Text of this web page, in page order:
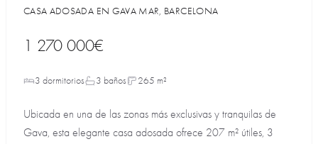
CASA ADOSADA EN GAVA MAR, BARCELONA
1 270 000€
3 dormitorios 3 baños 265 m²
Ubicada en una de las zonas más exclusivas y tranquilas de
Gava, esta elegante casa adosada ofrece 207 m² útiles, 3